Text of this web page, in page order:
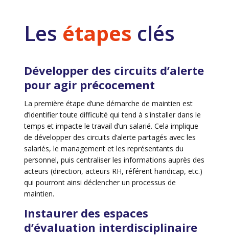
Les étapes clés
Développer des circuits d’alerte
pour agir précocement
La première étape d’une démarche de maintien est
d’identifier toute difficulté qui tend à s'installer dans le
temps et impacte le travail d’un salarié. Cela implique
de développer des circuits d’alerte partagés avec les
salariés, le management et les représentants du
personnel, puis centraliser les informations auprès des
acteurs (direction, acteurs RH, référent handicap, etc.)
qui pourront ainsi déclencher un processus de
maintien.
Instaurer des espaces
d’évaluation interdisciplinaire